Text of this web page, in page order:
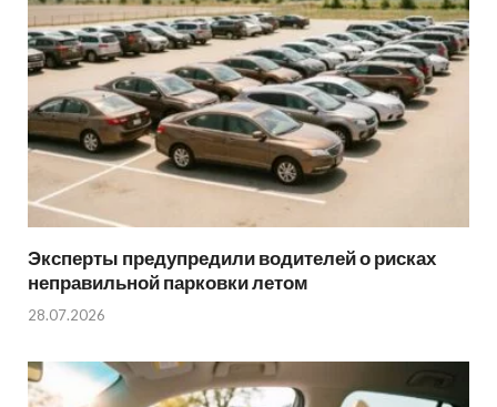
Эксперты предупредили водителей о рисках
неправильной парковки летом
28.07.2026